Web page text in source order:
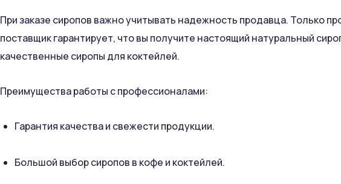
При заказе сиропов важно учитывать надежность продавца. Только
поставщик гарантирует, что вы получите настоящий натуральный
качественные сиропы для коктейлей.
Преимущества работы с профессионалами:
Гарантия качества и свежести продукции.
Большой выбор сиропов в кофе и коктейлей.